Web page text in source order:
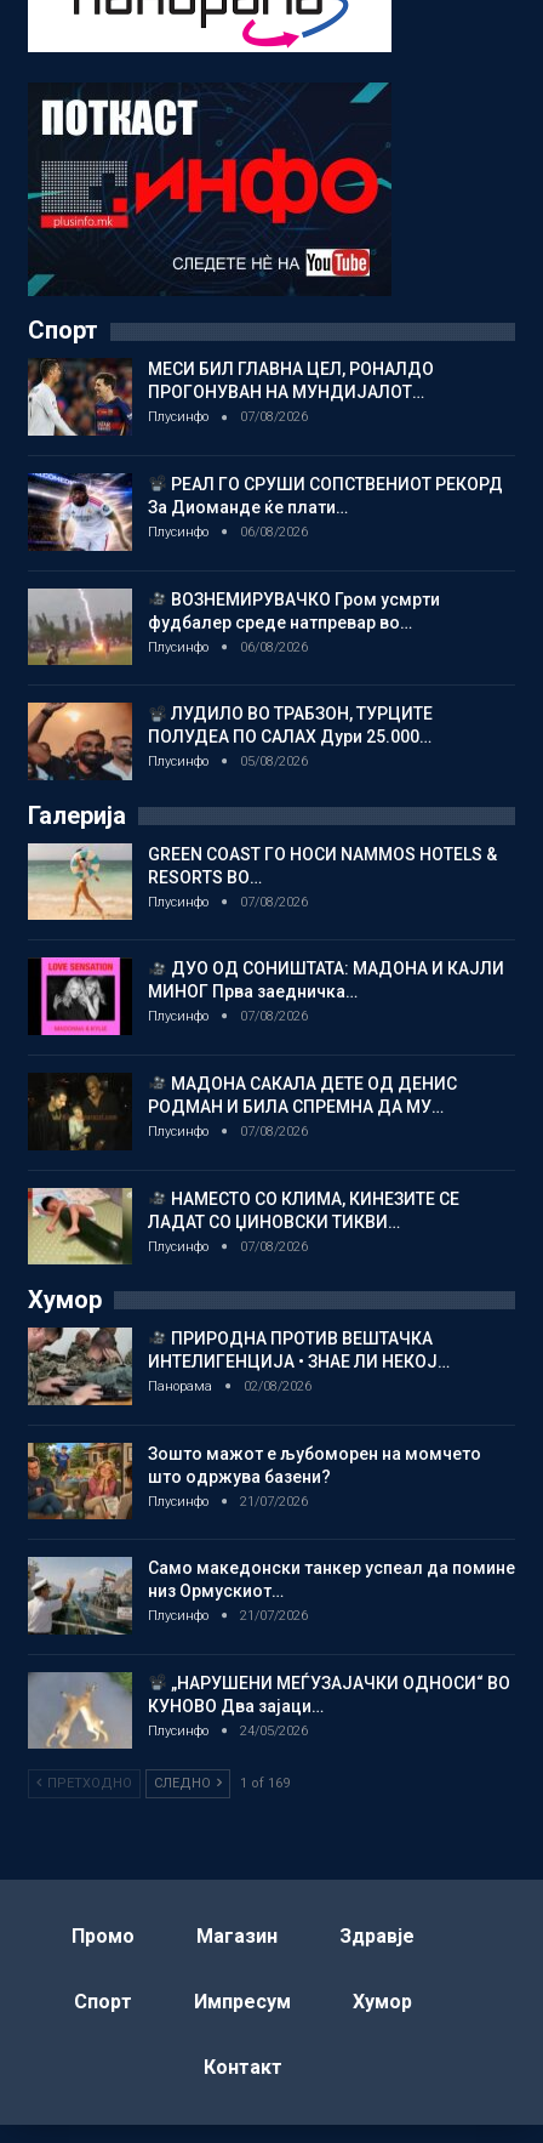
Спорт
МЕСИ БИЛ ГЛАВНА ЦЕЛ, РОНАЛДО
ПРОГОНУВАН НА МУНДИЈАЛОТ…
Плусинфо 07/08/2026
РЕАЛ ГО СРУШИ СОПСТВЕНИОТ РЕКОРД
За Диоманде ќе плати…
Плусинфо 06/08/2026
ВОЗНЕМИРУВАЧКО Гром усмрти
фудбалер среде натпревар во…
Плусинфо 06/08/2026
ЛУДИЛО ВО ТРАБЗОН, ТУРЦИТЕ
ПОЛУДЕА ПО САЛАХ Дури 25.000…
Плусинфо 05/08/2026
Галерија
GREEN COAST ГО НОСИ NAMMOS HOTELS &
RESORTS ВО…
Плусинфо 07/08/2026
ДУО ОД СОНИШТАТА: МАДОНА И КАЈЛИ
МИНОГ Прва заедничка…
Плусинфо 07/08/2026
МАДОНА САКАЛА ДЕТЕ ОД ДЕНИС
РОДМАН И БИЛА СПРЕМНА ДА МУ…
Плусинфо 07/08/2026
НАМЕСТО СО КЛИМА, КИНЕЗИТЕ СЕ
ЛАДАТ СО ЏИНОВСКИ ТИКВИ…
Плусинфо 07/08/2026
Хумор
ПРИРОДНА ПРОТИВ ВЕШТАЧКА
ИНТЕЛИГЕНЦИЈА • ЗНАЕ ЛИ НЕКОЈ…
Панорама 02/08/2026
Зошто мажот е љубоморен на момчето
што одржува базени?
Плусинфо 21/07/2026
Само македонски танкер успеал да помине
низ Ормускиот…
Плусинфо 21/07/2026
„НАРУШЕНИ МЕЃУЗАЈАЧКИ ОДНОСИ“ ВО
КУНОВО Два зајаци…
Плусинфо 24/05/2026
ПРЕТХОДНО СЛЕДНО 1 of 169
Промо Магазин Здравје
Спорт Импресум Хумор
Контакт